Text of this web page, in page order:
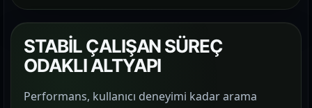
STABİL ÇALIŞAN SÜREÇ
ODAKLI ALTYAPI
Performans, kullanıcı deneyimi kadar arama